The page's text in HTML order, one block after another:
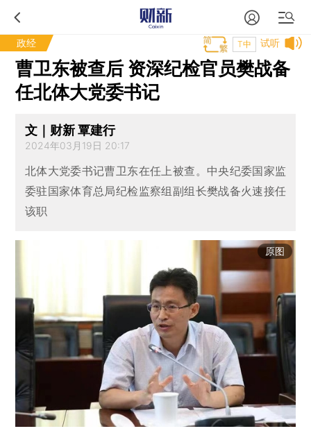
政经 试听
T中
曹卫东被查后 资深纪检官员樊战备
任北体大党委书记
文｜财新 覃建行
2024年03月19日 20:17
北体大党委书记曹卫东在任上被查。中央纪委国家监
委驻国家体育总局纪检监察组副组长樊战备火速接任
该职
原图